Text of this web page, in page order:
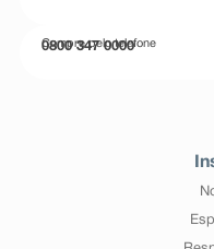
Compre pelo telefone
0800 347 0000